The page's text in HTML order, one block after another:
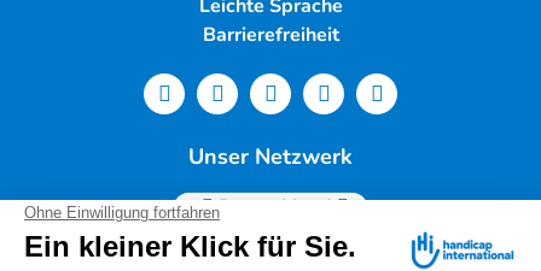
Leichte Sprache
Barrierefreiheit
Unser Netzwerk
Deutschland
Handicap International e.V. | Lindwurmstr. 101 | 80337